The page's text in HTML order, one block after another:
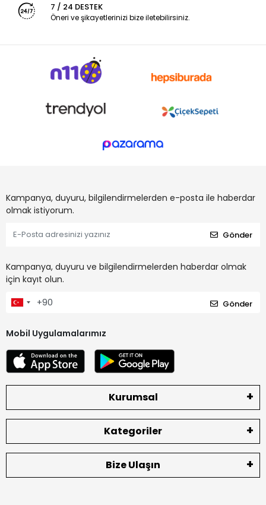
7 / 24 DESTEK
Öneri ve şikayetlerinizi bize iletebilirsiniz.
Kampanya, duyuru, bilgilendirmelerden e-posta ile haberdar
olmak istiyorum.
Gönder
Kampanya, duyuru ve bilgilendirmelerden haberdar olmak
için kayıt olun.
Gönder
Mobil Uygulamalarımız
Kurumsal
Kategoriler
Bize Ulaşın